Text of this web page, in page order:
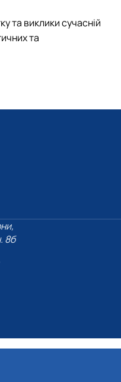
та виклики сучасній
та
8б